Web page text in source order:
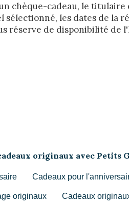
chèque-cadeau, le titulaire
les dates de la
réserve de disponibilité de
originaux avec Petits
Cadeaux pour
originaux Cadeaux